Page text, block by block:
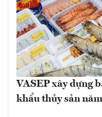
VASEP xây dựng
khẩu thủy sản